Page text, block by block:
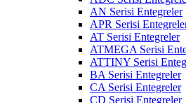
AN Serisi Entegreler
APR Serisi
AT Serisi Entegreler
ATMEGA Serisi
ATTINY Serisi
BA Serisi Entegreler
CA Serisi Entegreler
CD Serisi Entegreler